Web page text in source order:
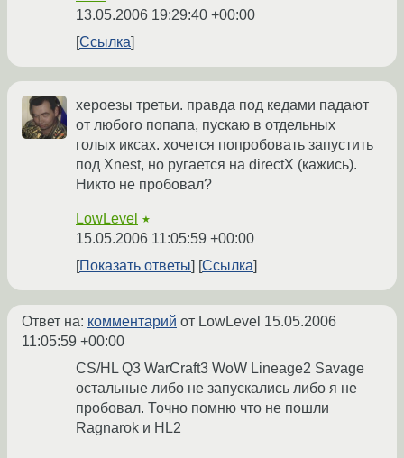
13.05.2006 19:29:40 +00:00
Ссылка
хероезы третьи. правда под кедами падают
от любого попапа, пускаю в отдельных
голых иксах. хочется попробовать запустить
под Xnest, но ругается на directX (кажись).
Никто не пробовал?
LowLevel ★
15.05.2006 11:05:59 +00:00
Показать ответы
Ссылка
Ответ на: комментарий от LowLevel 15.05.2006
11:05:59 +00:00
CS/HL Q3 WarCraft3 WoW Lineage2 Savage
остальные либо не запускались либо я не
пробовал. Точно помню что не пошли
Ragnarok и HL2